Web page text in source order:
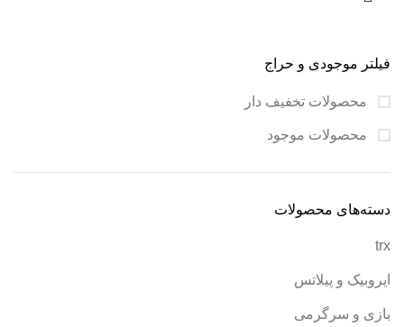
فیلتر موجودی و حراج
محصولات تخفیف دار
محصولات موجود
دسته‌های محصولات
trx
ایروبیک و پیلاتس
بازی و سرگرمی